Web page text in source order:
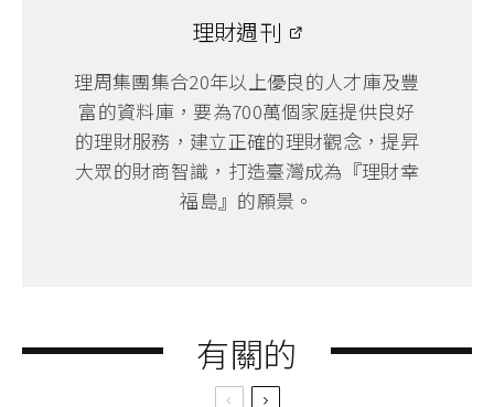
理財週刊
理周集團集合20年以上優良的人才庫及豐
富的資料庫，要為700萬個家庭提供良好
的理財服務，建立正確的理財觀念，提昇
大眾的財商智識，打造臺灣成為『理財幸
福島』的願景。
有關的